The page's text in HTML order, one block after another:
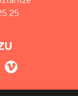
25